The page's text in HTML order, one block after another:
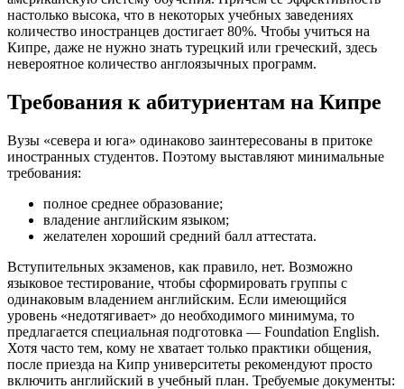
настолько высока, что в некоторых учебных заведениях
количество иностранцев достигает 80%. Чтобы учиться на
Кипре, даже не нужно знать турецкий или греческий, здесь
невероятное количество англоязычных программ.
Требования к абитуриентам на Кипре
Вузы «севера и юга» одинаково заинтересованы в притоке
иностранных студентов. Поэтому выставляют минимальные
требования:
полное среднее образование;
владение английским языком;
желателен хороший средний балл аттестата.
Вступительных экзаменов, как правило, нет. Возможно
языковое тестирование, чтобы сформировать группы с
одинаковым владением английским. Если имеющийся
уровень «недотягивает» до необходимого минимума, то
предлагается специальная подготовка — Foundation English.
Хотя часто тем, кому не хватает только практики общения,
после приезда на Кипр университеты рекомендуют просто
включить английский в учебный план. Требуемые документы: